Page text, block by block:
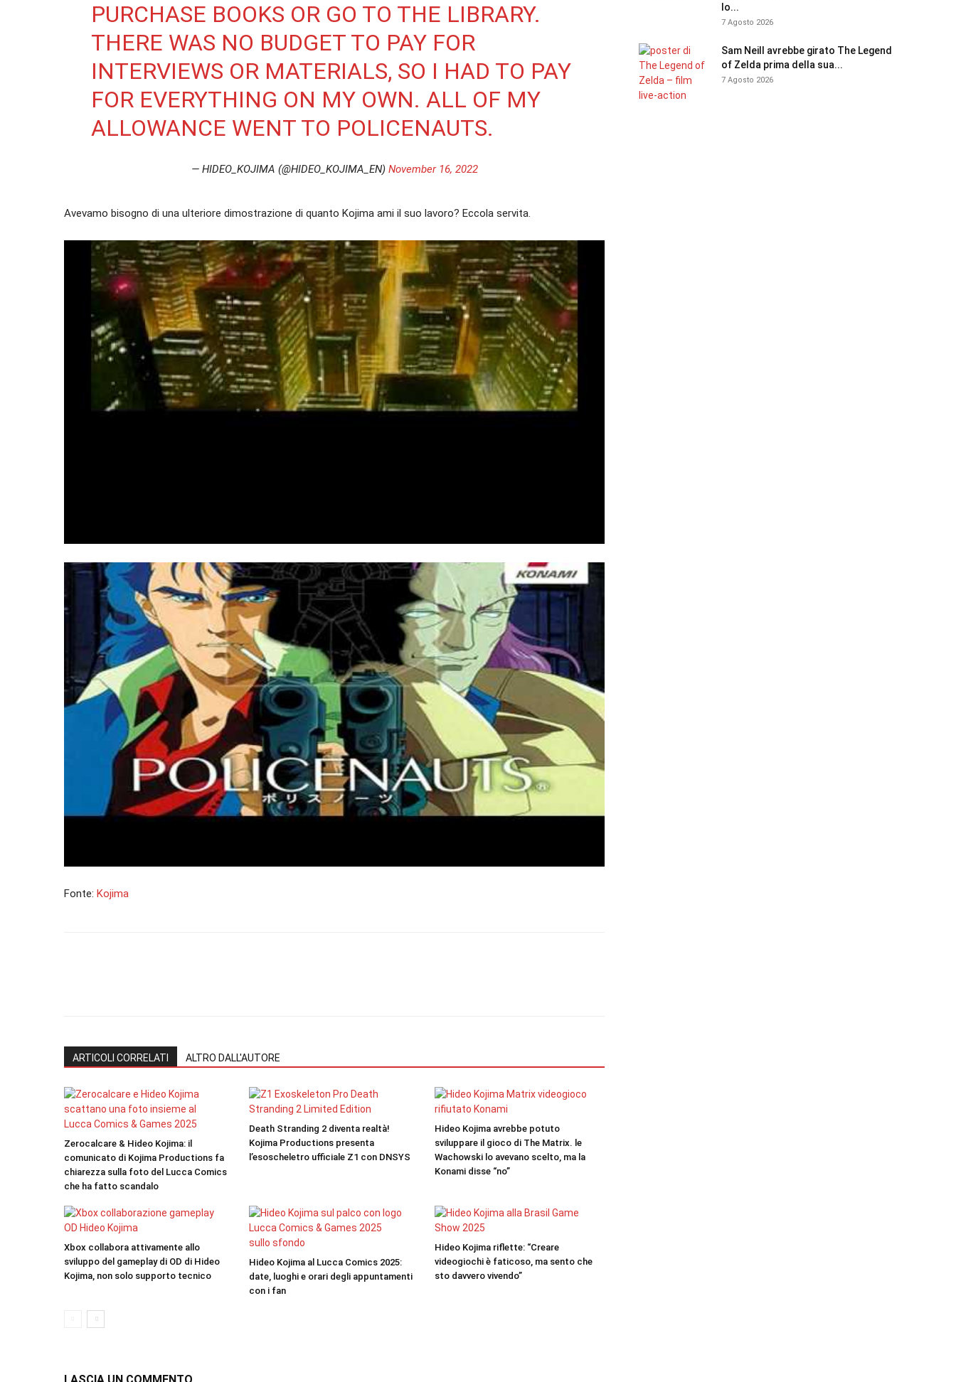
PURCHASE BOOKS OR GO TO THE LIBRARY.
THERE WAS NO BUDGET TO PAY FOR
INTERVIEWS OR MATERIALS, SO I HAD TO PAY
FOR EVERYTHING ON MY OWN. ALL OF MY
ALLOWANCE WENT TO POLICENAUTS.
— HIDEO_KOJIMA (@HIDEO_KOJIMA_EN) November 16, 2022
Avevamo bisogno di una ulteriore dimostrazione di quanto Kojima ami il suo lavoro? Eccola servita.
Fonte: Kojima
ARTICOLI CORRELATI ALTRO DALL'AUTORE
Zerocalcare & Hideo Kojima: il
comunicato di Kojima Productions fa
chiarezza sulla foto del Lucca Comics
che ha fatto scandalo
Death Stranding 2 diventa realtà!
Kojima Productions presenta
l’esoscheletro ufficiale Z1 con DNSYS
Hideo Kojima avrebbe potuto
sviluppare il gioco di The Matrix. le
Wachowski lo avevano scelto, ma la
Konami disse “no”
Xbox collabora attivamente allo
sviluppo del gameplay di OD di Hideo
Kojima, non solo supporto tecnico
Hideo Kojima al Lucca Comics 2025:
date, luoghi e orari degli appuntamenti
con i fan
Hideo Kojima riflette: “Creare
videogiochi è faticoso, ma sento che
sto davvero vivendo”
LASCIA UN COMMENTO
lo...
7 Agosto 2026
Sam Neill avrebbe girato The Legend
of Zelda prima della sua...
7 Agosto 2026